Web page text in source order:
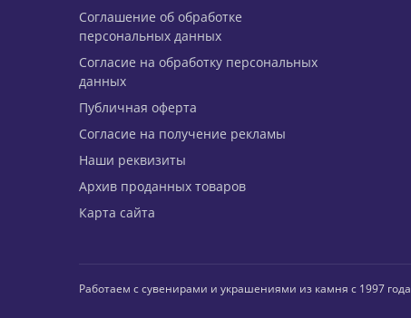
Соглашение об обработке
персональных данных
Согласие на обработку персональных
данных
Публичная оферта
Согласие на получение рекламы
Наши реквизиты
Архив проданных товаров
Карта сайта
Работаем с сувенирами и украшениями из камня с 1997 года